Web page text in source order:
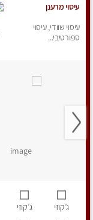
עיסוי מרענן
עיסוי שוודי, עיסוי
ספורטיבי...
ג’קוזי ג’קוזי